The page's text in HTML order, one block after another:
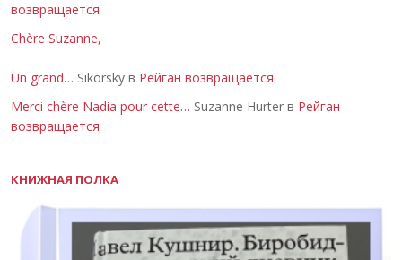
возвращается
Chère Suzanne,
Un grand… Sikorsky в Рейган возвращается
Merci chère Nadia pour cette… Suzanne Hurter в Рейган
возвращается
КНИЖНАЯ ПОЛКА